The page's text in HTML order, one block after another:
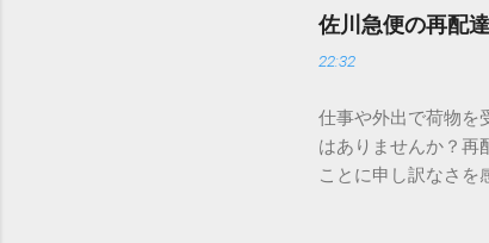
が出てこないのか？
認識する仕組みにあ
準」「第2水準」と
「Unicode（ユニコ
所」のような番号が
び出すことができる
佐川急便の再配
22:32
仕事や外出で荷物を
はありませんか？再
ことに申し訳なさを
ビス「スマートク